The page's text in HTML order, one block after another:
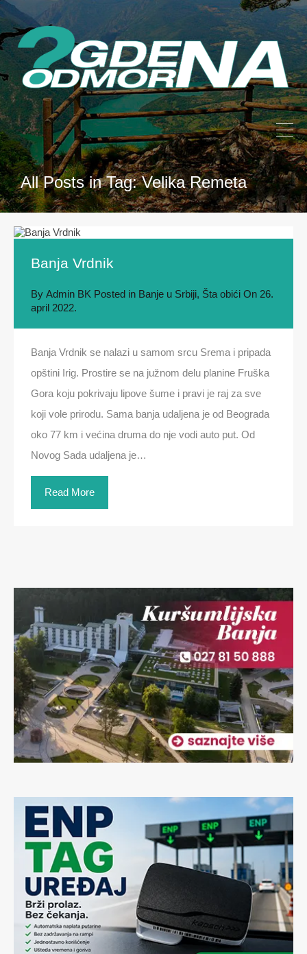
All Posts in Tag: Velika Remeta
Banja Vrdnik
By Admin BK Posted in Banje u Srbiji, Šta obići On 26.
april 2022.
Banja Vrdnik se nalazi u samom srcu Srema i pripada
opštini Irig. Prostire se na južnom delu planine Fruška
Gora koju pokrivaju lipove šume i pravi je raj za sve
koji vole prirodu. Sama banja udaljena je od Beograda
oko 77 km i većina druma do nje vodi auto put. Od
Novog Sada udaljena je…
Read More